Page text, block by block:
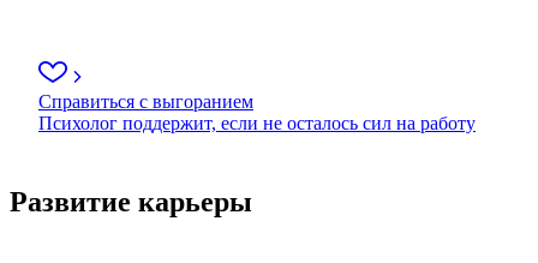
Справиться с выгоранием
Психолог поддержит, если не осталось сил на работу
Развитие карьеры